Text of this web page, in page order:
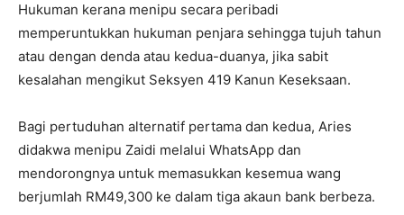
Hukuman kerana menipu secara peribadi
memperuntukkan hukuman penjara sehingga tujuh tahun
atau dengan denda atau kedua-duanya, jika sabit
kesalahan mengikut Seksyen 419 Kanun Keseksaan.
Bagi pertuduhan alternatif pertama dan kedua, Aries
didakwa menipu Zaidi melalui WhatsApp dan
mendorongnya untuk memasukkan kesemua wang
berjumlah RM49,300 ke dalam tiga akaun bank berbeza.